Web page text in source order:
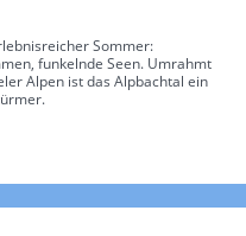
Sommer:
funkelnde Seen. Umrahmt
Alpen ist das Alpbachtal ein